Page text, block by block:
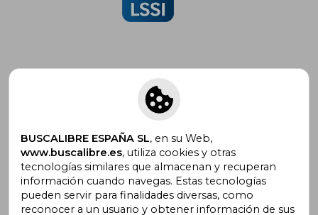
Suscríbete para recibir ofertas y
promociones
¿Necesitas ayuda?
BUSCALIBRE ESPAÑA SL, en su Web,
www.buscalibre.es, utiliza cookies y otras
tecnologías similares que almacenan y recuperan
información cuando navegas. Estas tecnologías
pueden servir para finalidades diversas, como
reconocer a un usuario y obtener información de sus